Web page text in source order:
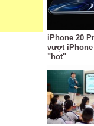
iPhone 20
vượt
"hot"